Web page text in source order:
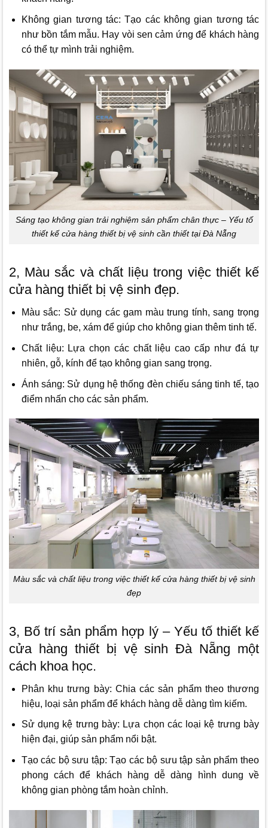
Không gian tương tác: Tạo các không gian tương tác
như bồn tắm mẫu. Hay vòi sen cảm ứng để khách hàng
có thể tự mình trải nghiệm.
Sáng tạo không gian trải nghiệm sản phẩm chân thực – Yếu tố
thiết kế cửa hàng thiết bị vệ sinh cần thiết tại Đà Nẵng
2, Màu sắc và chất liệu trong việc thiết kế
cửa hàng thiết bị vệ sinh đẹp.
Màu sắc: Sử dụng các gam màu trung tính, sang trọng
như trắng, be, xám để giúp cho không gian thêm tinh tế.
Chất liệu: Lựa chọn các chất liệu cao cấp như đá tự
nhiên, gỗ, kính để tạo không gian sang trọng.
Ánh sáng: Sử dụng hệ thống đèn chiếu sáng tinh tế, tạo
điểm nhấn cho các sản phẩm.
Màu sắc và chất liệu trong việc thiết kế cửa hàng thiết bị vệ sinh
đẹp
3, Bố trí sản phẩm hợp lý – Yếu tố thiết kế
cửa hàng thiết bị vệ sinh Đà Nẵng một
cách khoa học.
Phân khu trưng bày: Chia các sản phẩm theo thương
hiệu, loại sản phẩm để khách hàng dễ dàng tìm kiếm.
Sử dụng kệ trưng bày: Lựa chọn các loại kệ trưng bày
hiện đại, giúp sản phẩm nổi bật.
Tạo các bộ sưu tập: Tạo các bộ sưu tập sản phẩm theo
phong cách để khách hàng dễ dàng hình dung về
không gian phòng tắm hoàn chỉnh.